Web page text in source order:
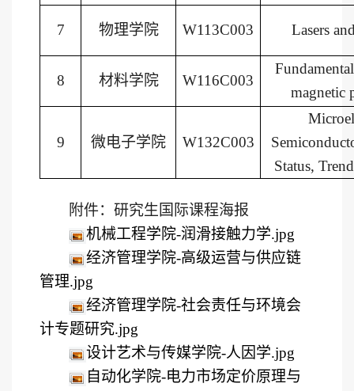
7 物理学院 W113C003 Lasers
8 材料学院 W116C003
magnetic
9 微电子学院 W132C003
Status,
附件：研究生国际课程海报
机械工程学院-润滑接触力学.jpg
经济管理学院-高级运营与供应链
管理.jpg
经济管理学院-社会责任与环境会
计专题研究.jpg
设计艺术与传媒学院-人因学.jpg
自动化学院-电力市场定价原理与